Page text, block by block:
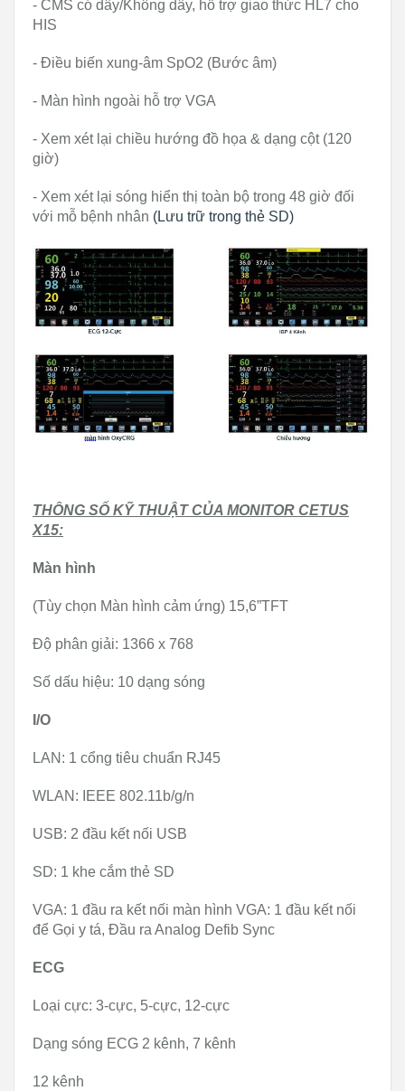
- CMS có dây/Không dây, hỗ trợ giao thức HL7 cho
HIS
- Điều biến xung-âm SpO2 (Bước âm)
- Màn hình ngoài hỗ trợ VGA
- Xem xét lại chiều hướng đồ họa & dạng cột (120
giờ)
- Xem xét lại sóng hiển thị toàn bộ trong 48 giờ đối
với mỗ bệnh nhân (Lưu trữ trong thẻ SD)
THÔNG SỐ KỸ THUẬT CỦA MONITOR CETUS
X15:
Màn hình
(Tùy chọn Màn hình cảm ứng) 15,6”TFT
Độ phân giải: 1366 x 768
Số dấu hiệu: 10 dạng sóng
I/O
LAN: 1 cổng tiêu chuẩn RJ45
WLAN: IEEE 802.11b/g/n
USB: 2 đầu kết nối USB
SD: 1 khe cắm thẻ SD
VGA: 1 đầu ra kết nối màn hình VGA: 1 đầu kết nối
để Gọi y tá, Đầu ra Analog Defib Sync
ECG
Loại cực: 3-cực, 5-cực, 12-cực
Dạng sóng ECG 2 kênh, 7 kênh
12 kênh